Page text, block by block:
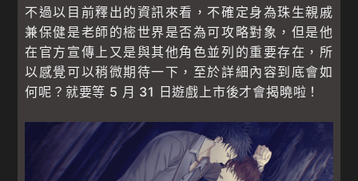
不過以目前釋出的資訊來看，不確定身為珠生親戚
兼保健是老師的樒世界是否為可攻略對象，但是他
在官方宣傳上又是與其他角色並列的重要存在，所
以感覺可以稍微期待一下，至於詳細內容到底會如
何呢？就要等 5 月 31 日遊戲上市後才會揭曉啦！